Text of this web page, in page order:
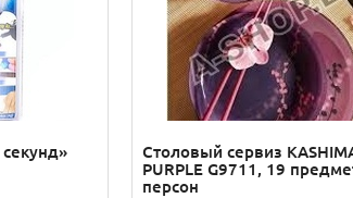
Столовый сервиз
PURPLE G9711, 19
персон